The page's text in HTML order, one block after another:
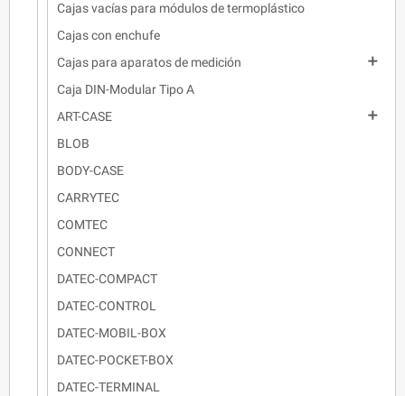
Cajas vacías para módulos de termoplástico
Cajas con enchufe
Cajas para aparatos de medición

Caja DIN-Modular Tipo A
ART-CASE

BLOB
BODY-CASE
CARRYTEC
COMTEC
CONNECT
DATEC-COMPACT
DATEC-CONTROL
DATEC-MOBIL-BOX
DATEC-POCKET-BOX
DATEC-TERMINAL